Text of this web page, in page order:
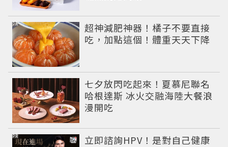
超神減肥神器！橘子不要直接
吃，加點這個！體重天天下降
PR
七夕放閃吃起來！夏慕尼聯名
哈根達斯 冰火交融海陸大餐浪
漫開吃
立即諮詢HPV！是對自己健康
PR